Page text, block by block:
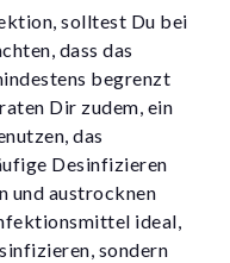
solltest Du bei
dass das
begrenzt
Dir zudem, ein
das
Desinfizieren
und austrocknen
ideal,
sondern